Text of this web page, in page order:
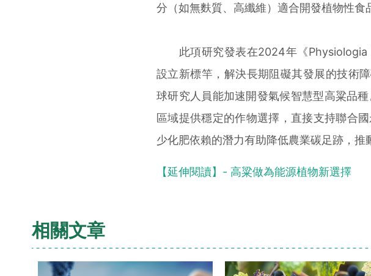
分（如無麩質、高纖維）適合開發植物性食
此項研究發表在2024年《Phy​​siologia
設立新標竿，解決長期阻礙其發展的技術
球研究人員能加速開發氣候智慧型高粱品
區域提供穩定的作物選擇，直接支持聯合
少化肥依賴的潛力有助降低農業碳足跡，推
【延伸閱讀】- 高粱做為能源植物新選擇
相關文章